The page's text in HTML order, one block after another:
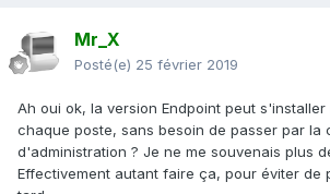
Mr_X
Posté(e) 25 février 2019
Ah oui ok, la version Endpoint peut
chaque poste, sans besoin de passer par la
d'administration ? Je ne me souvenais plus
Effectivement autant faire ça, pour éviter de